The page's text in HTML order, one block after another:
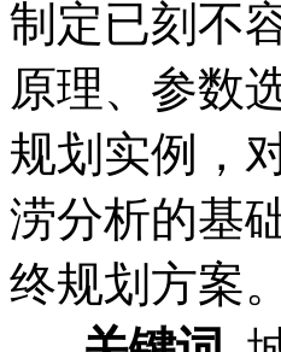
制定已刻不
原理、参数
规划实例，
涝分析的基
终规划方案。